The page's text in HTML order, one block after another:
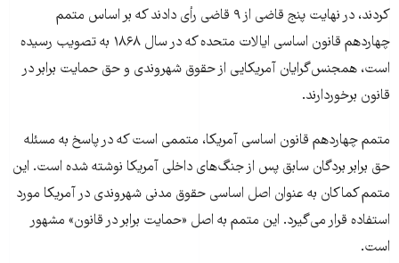
کردند، در نهایت پنج قاضی از ۹ قاضی رأی دادند که بر اساس متمم
چهاردهم قانون اساسی ایالات متحده که در سال ۱۸۶۸ به تصویب رسیده
است، همجنس‌گرایان آمریکایی از حقوق شهروندی و حق حمایت برابر در
قانون برخوردارند.
متمم چهاردهم قانون اساسی آمریکا، متممی است که در پاسخ به مسئله
حق برابر بردگان سابق پس از جنگ‌های داخلی آمریکا نوشته شده است. این
متمم کماکان به عنوان اصل اساسی حقوق مدنی شهروندی در آمریکا مورد
استفاده قرار می‌گیرد. این متمم به اصل «حمایت برابر در قانون» مشهور
است.